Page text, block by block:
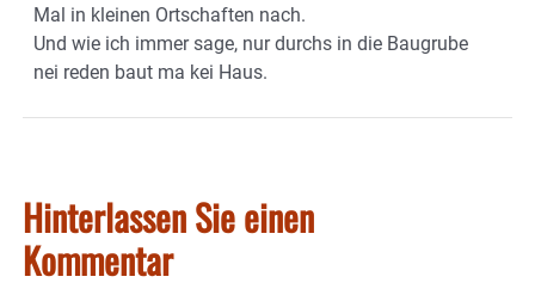
Mal in kleinen Ortschaften nach.
Und wie ich immer sage, nur durchs in die Baugrube
nei reden baut ma kei Haus.
Hinterlassen Sie einen
Kommentar